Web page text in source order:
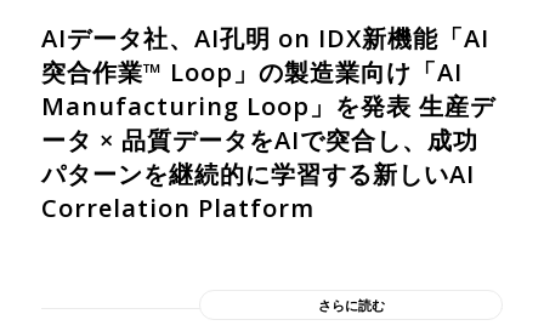
AIデータ社、AI孔明 on IDX新機能「AI
突合作業™ Loop」の製造業向け「AI
Manufacturing Loop」を発表 生産デ
ータ × 品質データをAIで突合し、成功
パターンを継続的に学習する新しいAI
Correlation Platform
さらに読む